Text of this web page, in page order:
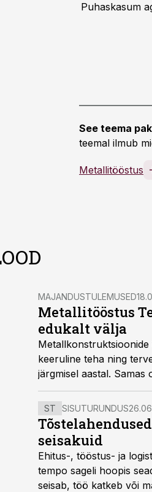
Puhaskasum
See teema
teemal ilmub
Metallitööstus
MAJANDUSTULEMUSED
Metallitööstus
edukalt välja
keeruline teha ning
järgmisel aastal. Samas
ST SISUTURUNDUS
seisakuid
Ehitus-, tööstus- ja
tempo sageli hoopis
seisab, töö katkeb või